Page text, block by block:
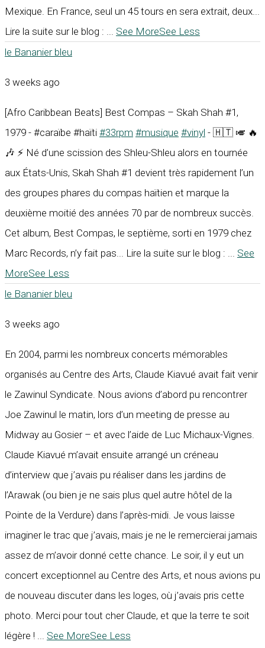
Mexique. En France, seul un 45 tours en sera extrait, deux...
Lire la suite sur le blog :
See MoreSee Less
le Bananier bleu
3 weeks ago
[Afro Caribbean Beats] Best Compas – Skah Shah #1,
1979 - #caraïbe #haïti #33rpm #musique #vinyl - 🇭🇹 🎺 🔥
🎶 ⚡ Né d’une scission des Shleu-Shleu alors en tournée
aux États-Unis, Skah Shah #1 devient très rapidement l’un
des groupes phares du compas haïtien et marque la
deuxième moitié des années 70 par de nombreux succès.
Cet album, Best Compas, le septième, sorti en 1979 chez
Marc Records, n’y fait pas... Lire la suite sur le blog :
See
MoreSee Less
le Bananier bleu
3 weeks ago
En 2004, parmi les nombreux concerts mémorables
organisés au Centre des Arts, Claude Kiavué avait fait venir
le Zawinul Syndicate. Nous avions d’abord pu rencontrer
Joe Zawinul le matin, lors d’un meeting de presse au
Midway au Gosier – et avec l’aide de Luc Michaux-Vignes.
Claude Kiavué m’avait ensuite arrangé un créneau
d’interview que j’avais pu réaliser dans les jardins de
l’Arawak (ou bien je ne sais plus quel autre hôtel de la
Pointe de la Verdure) dans l’après-midi. Je vous laisse
imaginer le trac que j’avais, mais je ne le remercierai jamais
assez de m’avoir donné cette chance. Le soir, il y eut un
concert exceptionnel au Centre des Arts, et nous avions pu
de nouveau discuter dans les loges, où j’avais pris cette
photo. Merci pour tout cher Claude, et que la terre te soit
légère !
See MoreSee Less